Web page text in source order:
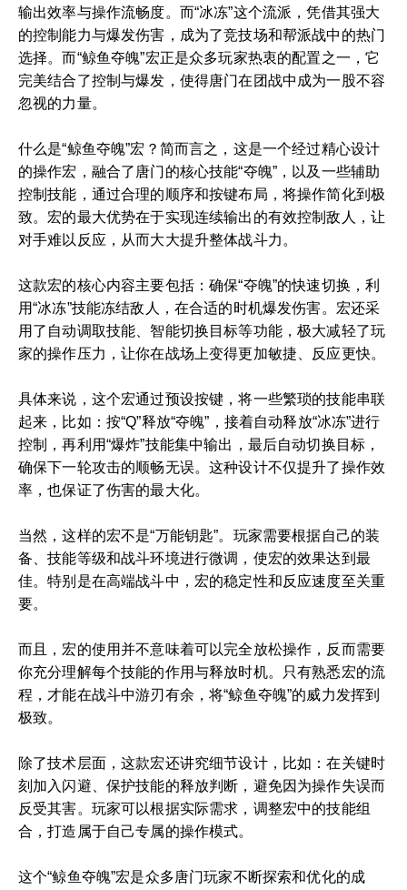
输出效率与操作流畅度。而“冰冻”这个流派，凭借其强大
的控制能力与爆发伤害，成为了竞技场和帮派战中的热门
选择。而“鲸鱼夺魄”宏正是众多玩家热衷的配置之一，它
完美结合了控制与爆发，使得唐门在团战中成为一股不容
忽视的力量。
什么是“鲸鱼夺魄”宏？简而言之，这是一个经过精心设计
的操作宏，融合了唐门的核心技能“夺魄”，以及一些辅助
控制技能，通过合理的顺序和按键布局，将操作简化到极
致。宏的最大优势在于实现连续输出的有效控制敌人，让
对手难以反应，从而大大提升整体战斗力。
这款宏的核心内容主要包括：确保“夺魄”的快速切换，利
用“冰冻”技能冻结敌人，在合适的时机爆发伤害。宏还采
用了自动调取技能、智能切换目标等功能，极大减轻了玩
家的操作压力，让你在战场上变得更加敏捷、反应更快。
具体来说，这个宏通过预设按键，将一些繁琐的技能串联
起来，比如：按“Q”释放“夺魄”，接着自动释放“冰冻”进行
控制，再利用“爆炸”技能集中输出，最后自动切换目标，
确保下一轮攻击的顺畅无误。这种设计不仅提升了操作效
率，也保证了伤害的最大化。
当然，这样的宏不是“万能钥匙”。玩家需要根据自己的装
备、技能等级和战斗环境进行微调，使宏的效果达到最
佳。特别是在高端战斗中，宏的稳定性和反应速度至关重
要。
而且，宏的使用并不意味着可以完全放松操作，反而需要
你充分理解每个技能的作用与释放时机。只有熟悉宏的流
程，才能在战斗中游刃有余，将“鲸鱼夺魄”的威力发挥到
极致。
除了技术层面，这款宏还讲究细节设计，比如：在关键时
刻加入闪避、保护技能的释放判断，避免因为操作失误而
反受其害。玩家可以根据实际需求，调整宏中的技能组
合，打造属于自己专属的操作模式。
这个“鲸鱼夺魄”宏是众多唐门玩家不断探索和优化的成